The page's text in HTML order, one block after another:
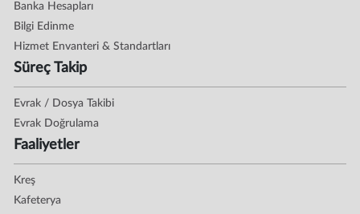
Banka Hesapları
Bilgi Edinme
Hizmet Envanteri & Standartları
Süreç Takip
Evrak / Dosya Takibi
Evrak Doğrulama
Faaliyetler
Kreş
Kafeterya